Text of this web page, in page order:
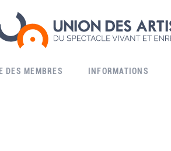
DES MEMBRES INFORMATIONS